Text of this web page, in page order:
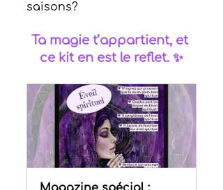
saisons?
Ta magie t’appartient, et
ce kit en est le reflet. ✨